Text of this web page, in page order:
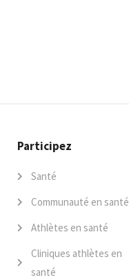
Participez
Santé
Communauté en santé
Athlètes en santé
Cliniques athlètes en
santé